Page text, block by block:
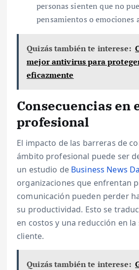
personas sienten que no
pensamientos o emociones
Quizás también te interese:
mejor antivirus para
eficazmente
Consecuencias en
profesional
El impacto de las barreras de
ámbito profesional puede ser
un estudio de Business News
organizaciones que enfrentan
comunicación pueden perder
su productividad. Esto se
en costos y una reducción en
cliente.
Quizás también te interese: